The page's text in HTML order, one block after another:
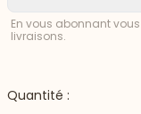
En vous abonnant
livraisons.
Quantité :